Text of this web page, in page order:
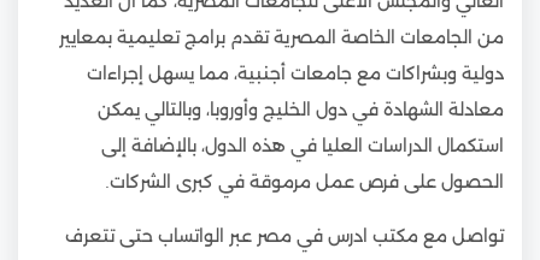
من الجامعات الخاصة المصرية تقدم برامج تعليمية بمعايير
دولية وبشراكات مع جامعات أجنبية، مما يسهل إجراءات
معادلة الشهادة في دول الخليج وأوروبا، وبالتالي يمكن
استكمال الدراسات العليا في هذه الدول، بالإضافة إلى
الحصول على فرص عمل مرموقة في كبرى الشركات.
تواصل مع مكتب ادرس في مصر عبر الواتساب حتى تتعرف